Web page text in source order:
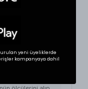
göre
yeni üyeliklerde
kampanyaya dahil